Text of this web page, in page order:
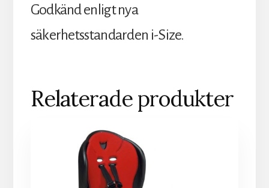
Godkänd enligt nya
säkerhetsstandarden i-Size.
Relaterade produkter